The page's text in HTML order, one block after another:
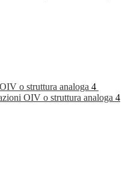
o struttura analoga 4
OIV o struttura analoga 4